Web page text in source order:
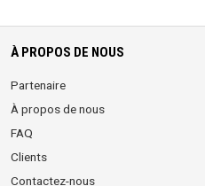
À PROPOS DE NOUS
Partenaire
À propos de nous
FAQ
Clients
Contactez-nous